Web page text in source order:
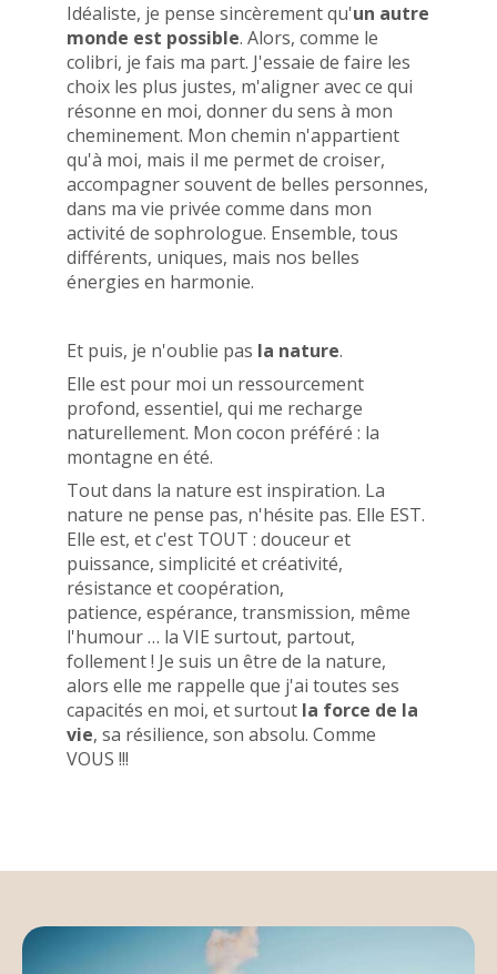
Idéaliste, je pense sincèrement qu'un autre
monde est possible. Alors, comme le
colibri, je fais ma part. J'essaie de faire les
choix les plus justes, m'aligner avec ce qui
résonne en moi, donner du sens à mon
cheminement. Mon chemin n'appartient
qu'à moi, mais il me permet de croiser,
accompagner souvent de belles personnes,
dans ma vie privée comme dans mon
activité de sophrologue. Ensemble, tous
différents, uniques, mais nos belles
énergies en harmonie.
Et puis, je n'oublie pas la nature.
Elle est pour moi un ressourcement
profond, essentiel, qui me recharge
naturellement. Mon cocon préféré : la
montagne en été.
Tout dans la nature est inspiration. La
nature ne pense pas, n'hésite pas. Elle EST.
Elle est, et c'est TOUT : douceur et
puissance, simplicité et créativité,
résistance et coopération,
patience, espérance, transmission, même
l'humour … la VIE surtout, partout,
follement ! Je suis un être de la nature,
alors elle me rappelle que j'ai toutes ses
capacités en moi, et surtout la force de la
vie, sa résilience, son absolu. Comme
VOUS !!!